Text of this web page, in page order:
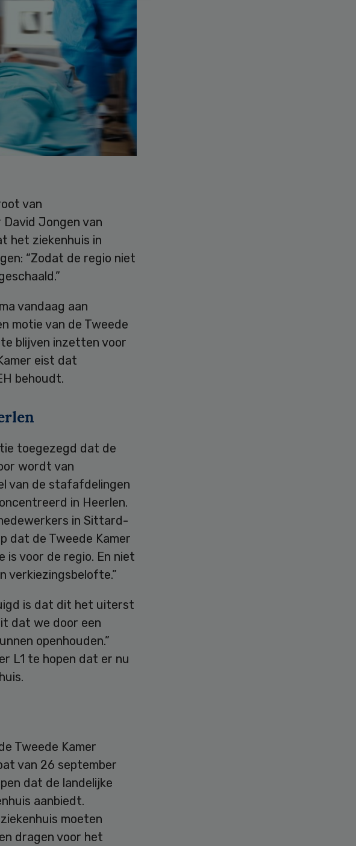
van
Jongen van
het ziekenhuis in
“Zodat de regio niet
vandaag aan
motie van de Tweede
blijven inzetten voor
eist dat
behoudt.
toegezegd dat de
wordt van
van de stafafdelingen
in Heerlen.
in Sittard-
dat de Tweede Kamer
voor de regio. En niet
verkiezingsbelofte.”
is dat dit het uiterst
dat we door een
openhouden.”
L1 te hopen dat er nu
Tweede Kamer
van 26 september
dat de landelijke
aanbiedt.
moeten
dragen voor het